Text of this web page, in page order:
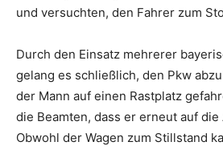
und versuchten, den Fahrer zum
Durch den Einsatz mehrerer
gelang es schließlich, den Pkw
der Mann auf einen Rastplatz
die Beamten, dass er erneut auf die
Obwohl der Wagen zum Stillstand